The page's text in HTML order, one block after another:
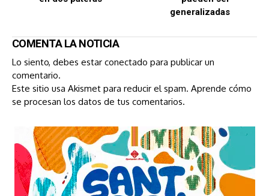
generalizadas
COMENTA LA NOTICIA
Lo siento, debes estar conectado para publicar un
comentario.
Este sitio usa Akismet para reducir el spam. Aprende cómo
se procesan los datos de tus comentarios.